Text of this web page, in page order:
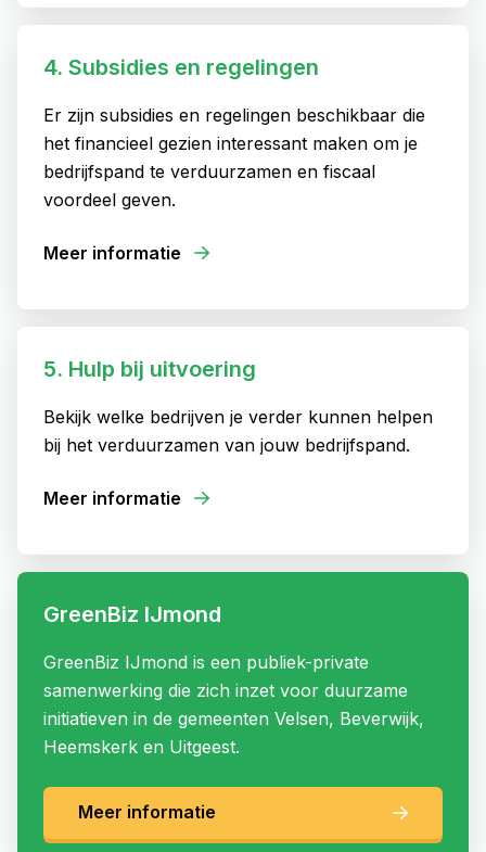
4. Subsidies en regelingen
Er zijn subsidies en regelingen beschikbaar die
het financieel gezien interessant maken om je
bedrijfspand te verduurzamen en fiscaal
voordeel geven.
Meer informatie
5. Hulp bij uitvoering
Bekijk welke bedrijven je verder kunnen helpen
bij het verduurzamen van jouw bedrijfspand.
Meer informatie
GreenBiz IJmond
GreenBiz IJmond is een publiek-private
samenwerking die zich inzet voor duurzame
initiatieven in de gemeenten Velsen, Beverwijk,
Heemskerk en Uitgeest.
Meer informatie